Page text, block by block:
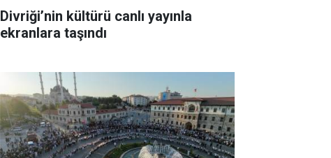
Divriği’nin kültürü canlı yayınla
ekranlara taşındı